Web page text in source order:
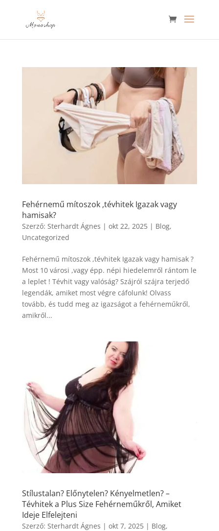
Fehérnemű mítoszok ,tévhitek Igazak vagy
hamisak?
Szerző: Sterhardt Ágnes | okt 22, 2025| Blog,
Uncategorized
Fehérnemű mítoszok ,tévhitek Igazak vagy hamisak ?
Most 10 városi ,vagy épp. népi hiedelemről rántom le
a leplet ! Tévhit vagy valóság? Szájról szájra terjedő
legendák, amiket most végre cáfolunk! Olvass
tovább, és tudd meg az igazságot a fehérneműkről,
amikről...
Stílustalan? Előnytelen? Kényelmetlen? –
Tévhitek a Plus Size Fehérneműkről, Amiket
Ideje Elfelejteni
Szerző: Sterhardt Ágnes | okt 7, 2025| Blog,